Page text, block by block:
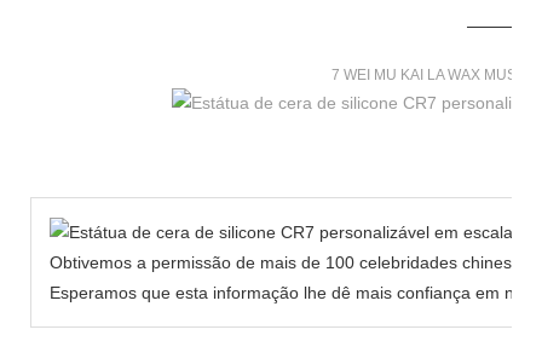
7 WEI MU KAI LA WAX
Obtivemos a permissão de mais de 100 celebridades
Esperamos que esta informação lhe dê mais confiança em